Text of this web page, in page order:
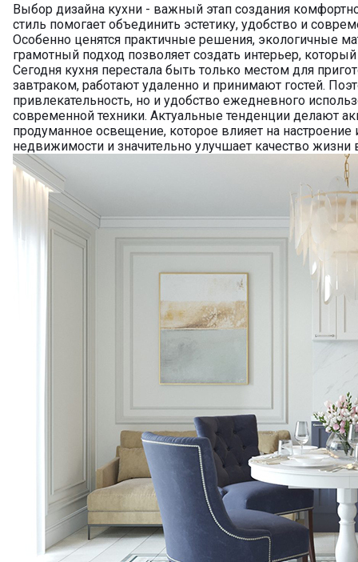
Выбор дизайна кухни - важный этап создания
стиль помогает объединить эстетику, удобство и
Особенно ценятся практичные решения, экологичные
грамотный подход позволяет создать интерьер,
Сегодня кухня перестала быть только местом для
завтраком, работают удаленно и принимают гостей.
привлекательность, но и удобство ежедневного
современной техники. Актуальные тенденции делают
продуманное освещение, которое влияет на
недвижимости и значительно улучшает качество жизни